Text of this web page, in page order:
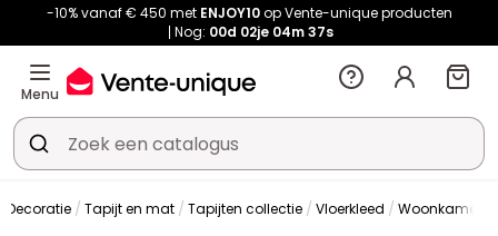
-10% vanaf € 450 met ENJOY10op Vente-unique producten
Nog: 00d 02je 04m36s
Menu
Decoratie Tapijt en mat Tapijten collectie Vloerkleed